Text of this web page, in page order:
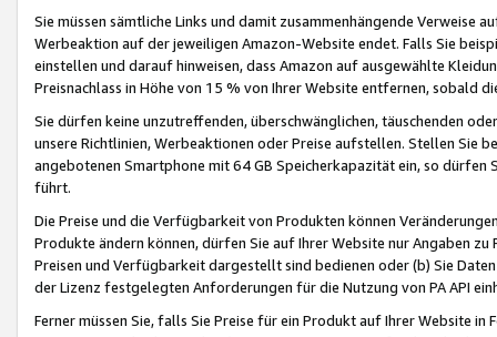
Sie müssen sämtliche Links und damit zusammenhängende
Werbeaktion auf der jeweiligen Amazon-Website endet. Falls Sie
einstellen und darauf hinweisen, dass Amazon auf ausgewählte
Preisnachlass in Höhe von 15 % von Ihrer Website entfernen, sobald
Sie dürfen keine unzutreffenden, überschwänglichen, täuschenden
unsere Richtlinien, Werbeaktionen oder Preise aufstellen. Stellen Sie
angebotenen Smartphone mit 64 GB Speicherkapazität ein, so dürfen
führt.
Die Preise und die Verfügbarkeit von Produkten können
Produkte ändern können, dürfen Sie auf Ihrer Website nur Angaben
Preisen und Verfügbarkeit dargestellt sind bedienen oder (b) Sie
der Lizenz festgelegten Anforderungen für die Nutzung von PA API
Ferner müssen Sie, falls Sie Preise für ein Produkt auf Ihrer Website